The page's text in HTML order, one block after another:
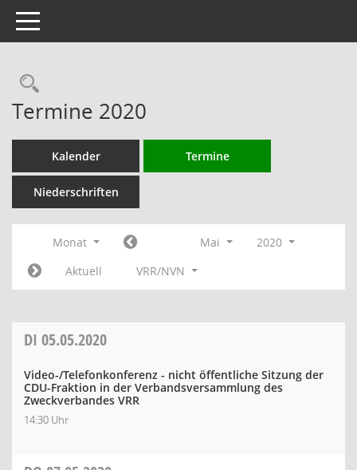
Toggle navigation
Rechercheauswahl
Termine 2020
Kalender Termine
Niederschriften
Monat Mai
2020
Aktuell
VRR/NVN
DI 05.05.2020
Video-/Telefonkonferenz - nicht öffentliche Sitzung der
CDU-Fraktion in der Verbandsversammlung des
Zweckverbandes VRR
14:30 Uhr